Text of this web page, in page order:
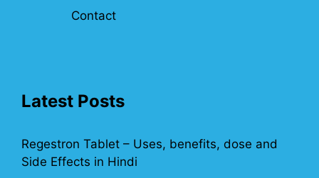
Contact
Latest Posts
Regestron Tablet – Uses, benefits, dose and
Side Effects in Hindi